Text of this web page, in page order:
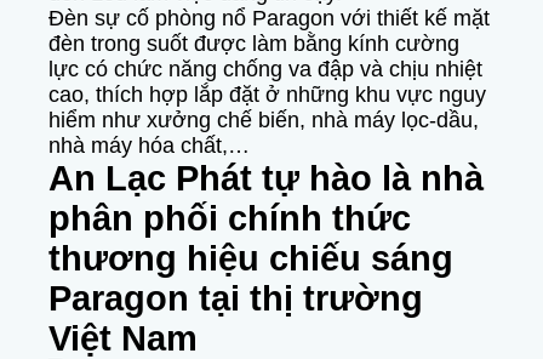
Đèn sự cố phòng nổ Paragon với thiết kế mặt
đèn trong suốt được làm bằng kính cường
lực có chức năng chống va đập và chịu nhiệt
cao, thích hợp lắp đặt ở những khu vực nguy
hiểm như xưởng chế biến, nhà máy lọc-dầu,
nhà máy hóa chất,…
An Lạc Phát tự hào là nhà
phân phối chính thức
thương hiệu chiếu sáng
Paragon tại thị trường
Việt Nam